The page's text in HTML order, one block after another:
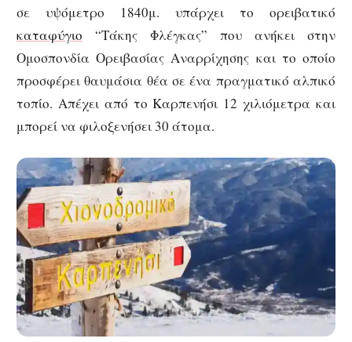
σε υψόμετρο 1840μ. υπάρχει το ορειβατικό
καταφύγιο “Τάκης Φλέγκας” που ανήκει στην
Ομοσπονδία Ορειβασίας Αναρρίχησης και το οποίο
προσφέρει θαυμάσια θέα σε ένα πραγματικό αλπικό
τοπίο. Απέχει από το Καρπενήσι 12 χιλιόμετρα και
μπορεί να φιλοξενήσει 30 άτομα.